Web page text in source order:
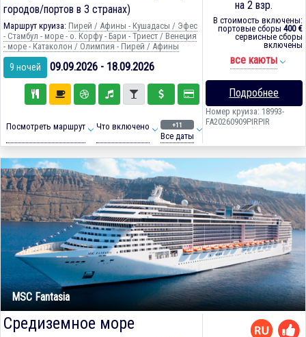
городов/портов в 3 странах)
Маршрут круиза: Пирей / Афины - Кушадасы / Эфес
- Стамбул - море - о. Корфу - Бари - Триест / Венеция
- море - Катаколон / Олимпия - Пирей / Афины
9 ночей 09.09.2026 - 18.09.2026
Посмотреть маршрут Что включено +11
Все даты
на 2 взр.
В стоимость включены:
портовые сборы 400 €
сервисные сборы
включены
все каюты
Подробнее
Номер круиза: 18993-
FA20260909PIRPIR
MSC Fantasia
Средиземное море